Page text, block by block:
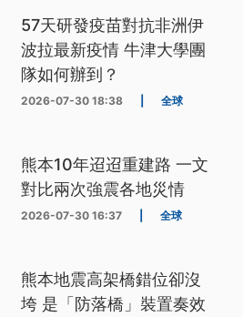
57天研發疫苗對抗非洲伊
波拉最新疫情 牛津大學團
隊如何辦到？
2026-07-30 18:38 全球
熊本10年迢迢重建路 一文
對比兩次強震各地災情
2026-07-30 16:37 全球
熊本地震高架橋錯位卻沒
垮 是「防落橋」裝置奏效